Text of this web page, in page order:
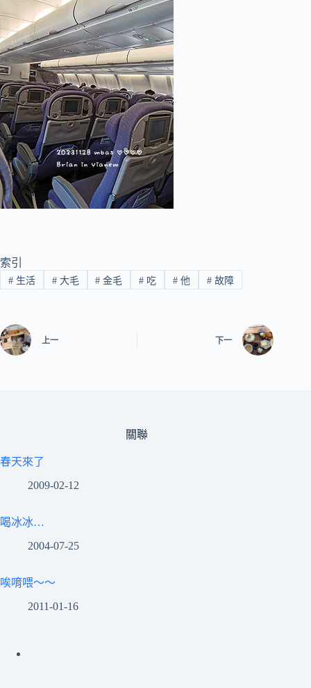
索引
#生活 #大毛 # 金毛 # 吃 # 他 #故障
上一 下一
關聯
春天來了
2009-02-12
喝冰冰…
2004-07-25
唉唷喂～～
2011-01-16